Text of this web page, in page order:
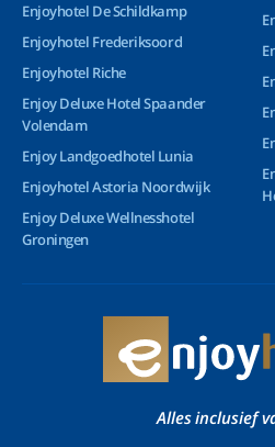
Enjoyhotel De Schildkamp
Enjoyhotel Frederiksoord
Enjoyhotel Riche
Enjoy Deluxe Hotel Spaander
Volendam
Enjoy Landgoedhotel Lunia
Enjoyhotel Astoria Noordwijk
Enjoy Deluxe Wellnesshotel
Groningen
Alles inclusief